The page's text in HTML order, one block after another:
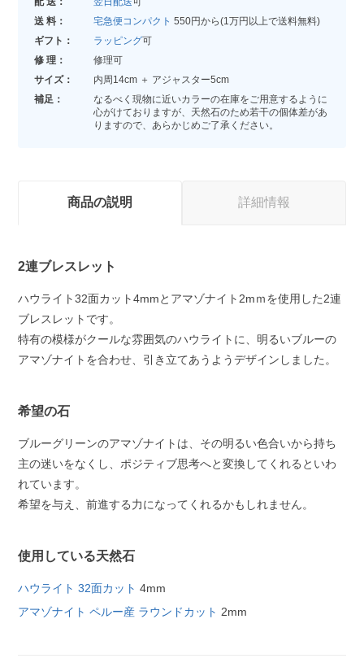
送 料：
宅急便コンパクト 550円から(1万円以上で送料無料)
ギフト：
ラッピング可
修 理：
修理可
サイズ：
内周14cm ＋ アジャスター5cm
補足：
なるべく現物に近いカラーの在庫をご用意するように
心がけておりますが、天然石のため若干の個体差があ
りますので、あらかじめご了承ください。
商品の説明 詳細情報
2連ブレスレット
ハウライト32面カット4mmとアマゾナイト2mｍを使用した2連
ブレスレットです。
特有の模様がクールな雰囲気のハウライトに、明るいブルーの
アマゾナイトを合わせ、引き立てあうようデザインしました。
希望の石
ブルーグリーンのアマゾナイトは、その明るい色合いから持ち
主の迷いをなくし、ポジティブ思考へと変換してくれるといわ
れています。
希望を与え、前進する力になってくれるかもしれません。
使用している天然石
ハウライト 32面カット 4mm
アマゾナイト ペルー産 ラウンドカット 2mm